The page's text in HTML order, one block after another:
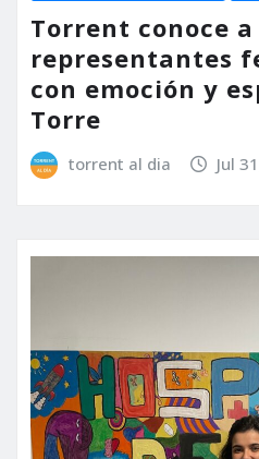
Torrent conoce a
representantes
con emoción y
Torre
torrent al dia Jul